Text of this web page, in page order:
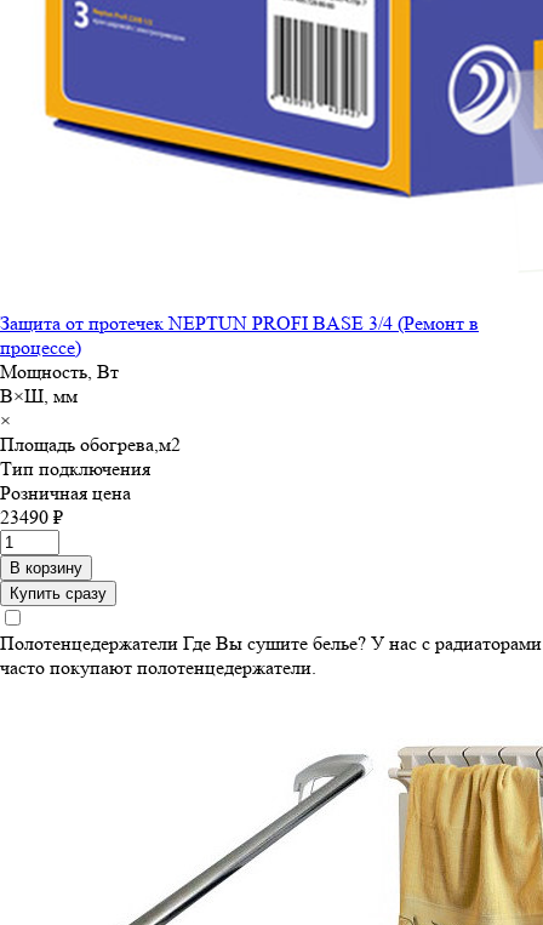
Защита от протечек NEPTUN PROFI BASE 3/4 (Ремонт в
процессе)
Мощность, Вт
В×Ш, мм
×
Площадь обогрева,м2
Тип подключения
Розничная цена
23490 ₽
В корзину
Купить сразу
Полотенцедержатели Где Вы сушите белье? У нас с радиаторами
часто покупают полотенцедержатели.